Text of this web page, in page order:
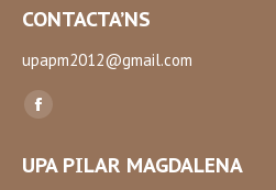
CONTACTA’NS
upapm2012@gmail.com
Find us on:
Facebook
opens
UPA PILAR MAGDALENA